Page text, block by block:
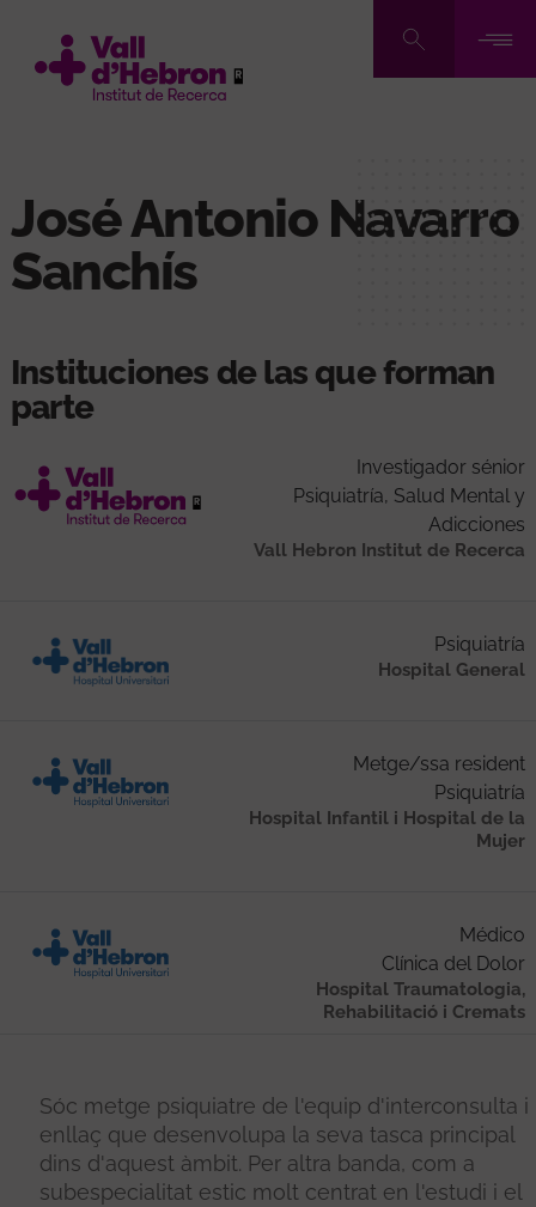
contenido
José Antonio Navarro
Sanchís
Instituciones de las que forman
parte
Investigador sénior
Psiquiatría, Salud Mental y
Adicciones
Vall Hebron Institut de Recerca
Psiquiatría
Hospital General
Metge/ssa resident
Psiquiatría
Hospital Infantil i Hospital de la
Mujer
Médico
Clínica del Dolor
Hospital Traumatologia,
Rehabilitació i Cremats
Sóc metge psiquiatre de l'equip d'interconsulta i
enllaç que desenvolupa la seva tasca principal
dins d'aquest àmbit. Per altra banda, com a
subespecialitat estic molt centrat en l'estudi i el